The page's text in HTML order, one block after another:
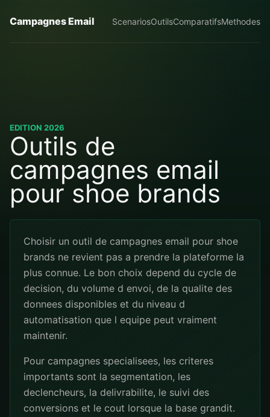
Campagnes Email ScenariosOutilsComparatifsMethodes
EDITION 2026
Outils de
campagnes email
pour shoe brands
Choisir un outil de campagnes email pour shoe
brands ne revient pas a prendre la plateforme la
plus connue. Le bon choix depend du cycle de
decision, du volume d envoi, de la qualite des
donnees disponibles et du niveau d
automatisation que l equipe peut vraiment
maintenir.
Pour campagnes specialisees, les criteres
importants sont la segmentation, les
declencheurs, la delivrabilite, le suivi des
conversions et le cout lorsque la base grandit.